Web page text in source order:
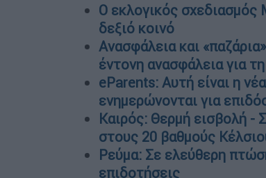
Ο εκλογικός
δεξιό κοινό
Ανασφάλεια και
έντονη ανασφάλεια για
eParents: Αυτή είναι η
ενημερώνονται για
Καιρός: Θερμή εισβολή -
στους 20 βαθμούς
Ρεύμα: Σε ελεύθερη
επιδοτήσεις